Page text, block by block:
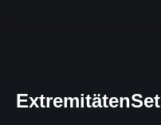
ExtremitätenSet